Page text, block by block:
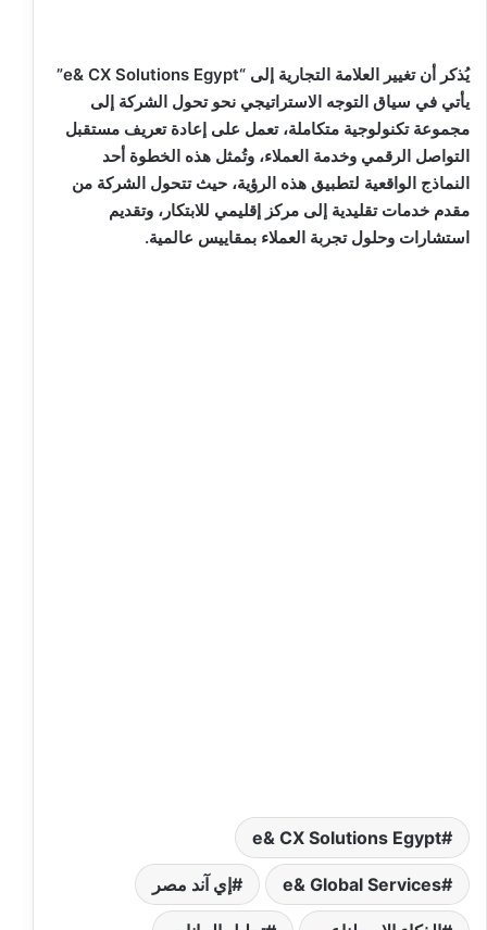
يُذكر أن تغيير العلامة التجارية إلى “e& CX Solutions Egypt”
يأتي في سياق التوجه الاستراتيجي نحو تحول الشركة إلى
مجموعة تكنولوجية متكاملة، تعمل على إعادة تعريف مستقبل
التواصل الرقمي وخدمة العملاء، وتُمثل هذه الخطوة أحد
النماذج الواقعية لتطبيق هذه الرؤية، حيث تتحول الشركة من
مقدم خدمات تقليدية إلى مركز إقليمي للابتكار، وتقديم
استشارات وحلول تجربة العملاء بمقاييس عالمية.
e& CX Solutions Egypt
e& Global Services إي آند مصر